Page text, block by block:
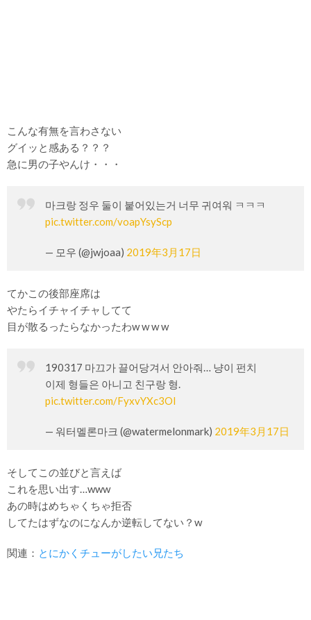
こんな有無を言わさない
グイッと感ある？？？
急に男の子やんけ・・・
마크랑 정우 둘이 붙어있는거 너무 귀여워 ㅋㅋㅋ
pic.twitter.com/voapYsyScp
— 모우 (@jwjoaa) 2019年3月17日
てかこの後部座席は
やたらイチャイチャしてて
目が散るったらなかったわw w w w
190317 마끄가 끌어당겨서 안아줘… 냥이 펀치
이제 형들은 아니고 친구랑 형.
pic.twitter.com/FyxvYXc3OI
— 워터멜론마크 (@watermelonmark) 2019年3月17日
そしてこの並びと言えば
これを思い出す…www
あの時はめちゃくちゃ拒否
してたはずなのになんか逆転してない？w
関連： とにかくチューがしたい兄たち